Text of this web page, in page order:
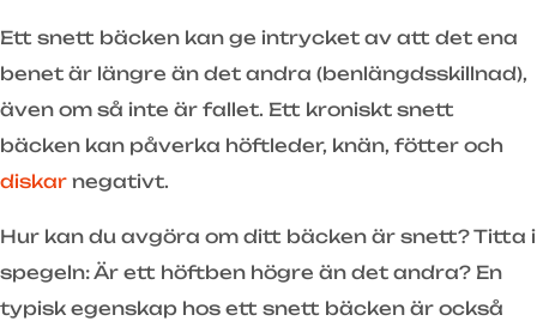
Ett snett bäcken kan ge intrycket av att det ena
benet är längre än det andra (benlängdsskillnad),
även om så inte är fallet. Ett kroniskt snett
bäcken kan påverka höftleder, knän, fötter och
diskar negativt.
Hur kan du avgöra om ditt bäcken är snett? Titta i
spegeln: Är ett höftben högre än det andra? En
typisk egenskap hos ett snett bäcken är också